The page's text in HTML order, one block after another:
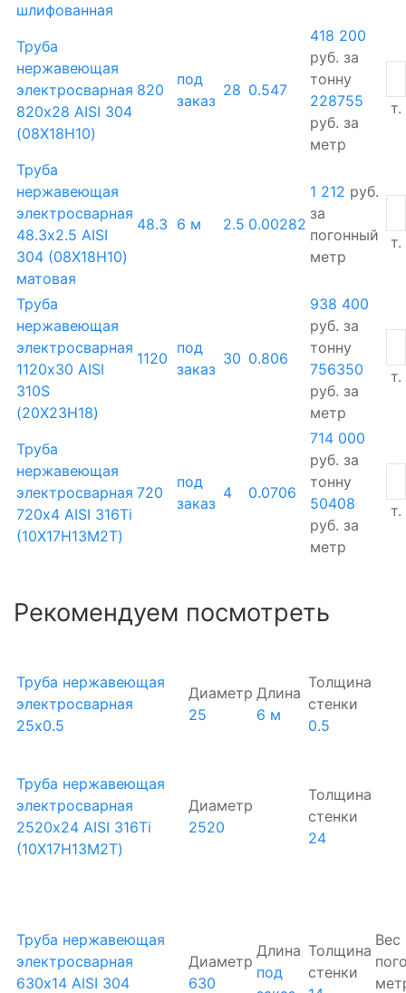
шлифованная
Труба
нержавеющая
электросварная
820х28 AISI 304
(08Х18Н10)
820
под
заказ
28 0.547
418 200
руб. за
тонну
228755
руб. за
метр
т.
Труба
нержавеющая
электросварная
48.3х2.5 AISI
304 (08Х18Н10)
матовая
48.3 6 м 2.5 0.00282
1 212 руб.
за
погонный
метр
т.
Труба
нержавеющая
электросварная
1120х30 AISI
310S
(20Х23Н18)
1120
под
заказ
30 0.806
938 400
руб. за
тонну
756350
руб. за
метр
т.
Труба
нержавеющая
электросварная
720х4 AISI 316Ti
(10Х17Н13М2Т)
720
под
заказ
4 0.0706
714 000
руб. за
тонну
50408
руб. за
метр
т.
Рекомендуем посмотреть
Труба нержавеющая
электросварная
25х0.5
Диаметр
25
Длина
6 м
Толщина
стенки
0.5
Труба нержавеющая
электросварная
2520х24 AISI 316Ti
(10Х17Н13М2Т)
Диаметр
2520
Толщина
стенки
24
Труба нержавеющая
электросварная
630х14 AISI 304
Диаметр
630
Длина
под
Толщина
стенки
Вес